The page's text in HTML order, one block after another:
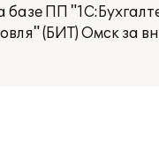
ПП
(БИТ) Омск за